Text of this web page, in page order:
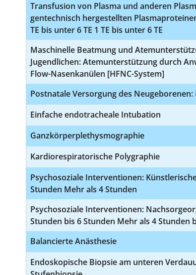
Transfusion von Plasma und anderen
gentechnisch hergestellten
TE bis unter 6 TE 1 TE bis unter 6 TE
Maschinelle Beatmung und
Jugendlichen: Atemunterstützung durch
Flow-Nasenkanülen [HFNC-System]
Postnatale Versorgung des
Einfache endotracheale Intubation
Ganzkörperplethysmographie
Kardiorespiratorische Polygraphie
Psychosoziale Interventionen:
Stunden Mehr als 4 Stunden
Psychosoziale Interventionen:
Stunden bis 6 Stunden Mehr als 4 Stunden
Balancierte Anästhesie
Endoskopische Biopsie am unteren